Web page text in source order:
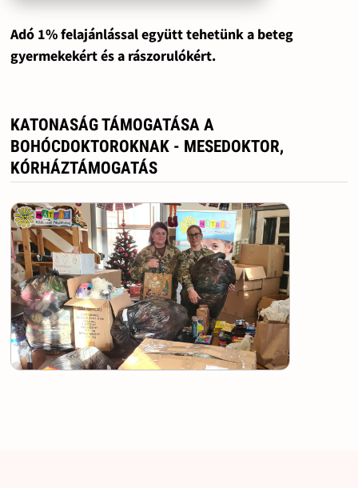
Adó 1% felajánlással együtt tehetünk a beteg
gyermekekért és a rászorulókért.
KATONASÁG TÁMOGATÁSA A
BOHÓCDOKTOROKNAK - MESEDOKTOR,
KÓRHÁZTÁMOGATÁS